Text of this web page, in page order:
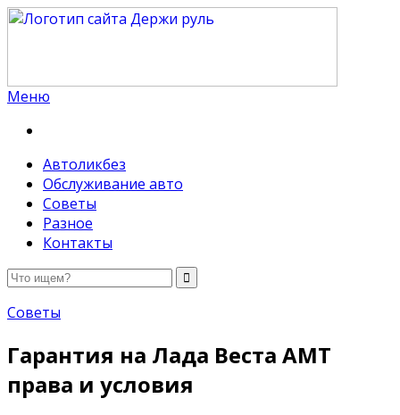
Меню
Автоликбез
Обслуживание авто
Советы
Разное
Контакты
Советы
Гарантия на Лада Веста АМТ
права и условия